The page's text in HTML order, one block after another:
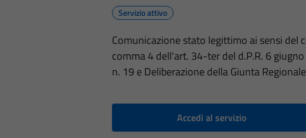
Servizio attivo
Comunicazione stato legittimo ai sensi
comma 4 dell'art. 34-ter del d.P.R. 6
n. 19 e Deliberazione della Giunta
Accedi al servizio